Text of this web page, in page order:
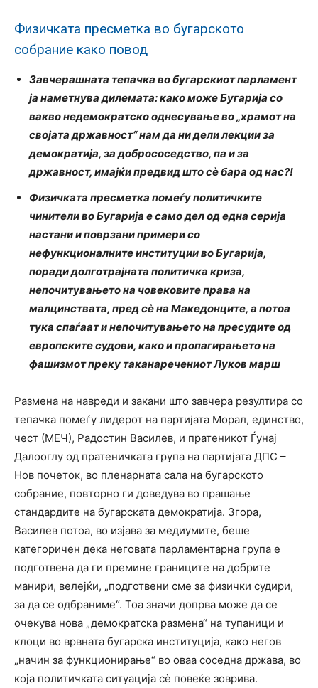
Физичката пресметка во бугарското
собрание како повод
Завчерашната тепачка во бугарскиот парламент
ја наметнува дилемата: како може Бугарија со
вакво недемократско однесување во „храмот на
својата државност“ нам да ни дели лекции за
демократија, за добрососедство, па и за
државност, имајќи предвид што сѐ бара од нас?!
Физичката пресметка помеѓу политичките
чинители во Бугарија е само дел од една серија
настани и поврзани примери со
нефункционалните институции во Бугарија,
поради долготрајната политичка криза,
непочитувањето на човековите права на
малцинствата, пред сѐ на Македонците, а потоа
тука спаѓаат и непочитувањето на пресудите од
европските судови, како и пропагирањето на
фашизмот преку таканаречениот Луков марш
Размена на навреди и закани што завчера резултира со
тепачка помеѓу лидерот на партијата Морал, единство,
чест (МЕЧ), Радостин Василев, и пратеникот Ѓунај
Далооглу од пратеничката група на партијата ДПС –
Нов почеток, во пленарната сала на бугарското
собрание, повторно ги доведува во прашање
стандардите на бугарската демократија. Згора,
Василев потоа, во изјава за медиумите, беше
категоричен дека неговата парламентарна група е
подготвена да ги премине границите на добрите
манири, велејќи, „подготвени сме за физички судири,
за да се одбраниме“. Тоа значи допрва може да се
очекува нова „демократска размена“ на тупаници и
клоци во врвната бугарска институција, како негов
„начин за функционирање“ во оваа соседна држава, во
која политичката ситуација сѐ повеќе зоврива.